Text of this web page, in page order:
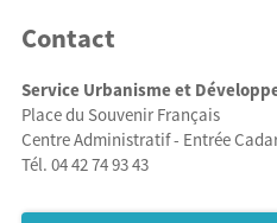
Contact
Service Urbanisme et
Place du Souvenir Français
Centre Administratif - Entrée
Tél. 04 42 74 93 43